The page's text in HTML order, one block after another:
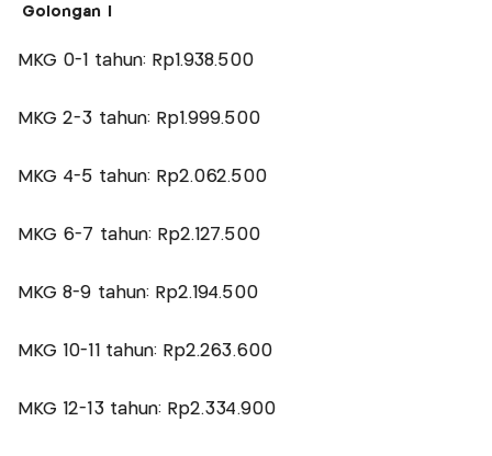
Golongan I
MKG 0-1 tahun: Rp1.938.500
MKG 2-3 tahun: Rp1.999.500
MKG 4-5 tahun: Rp2.062.500
MKG 6-7 tahun: Rp2.127.500
MKG 8-9 tahun: Rp2.194.500
MKG 10-11 tahun: Rp2.263.600
MKG 12-13 tahun: Rp2.334.900